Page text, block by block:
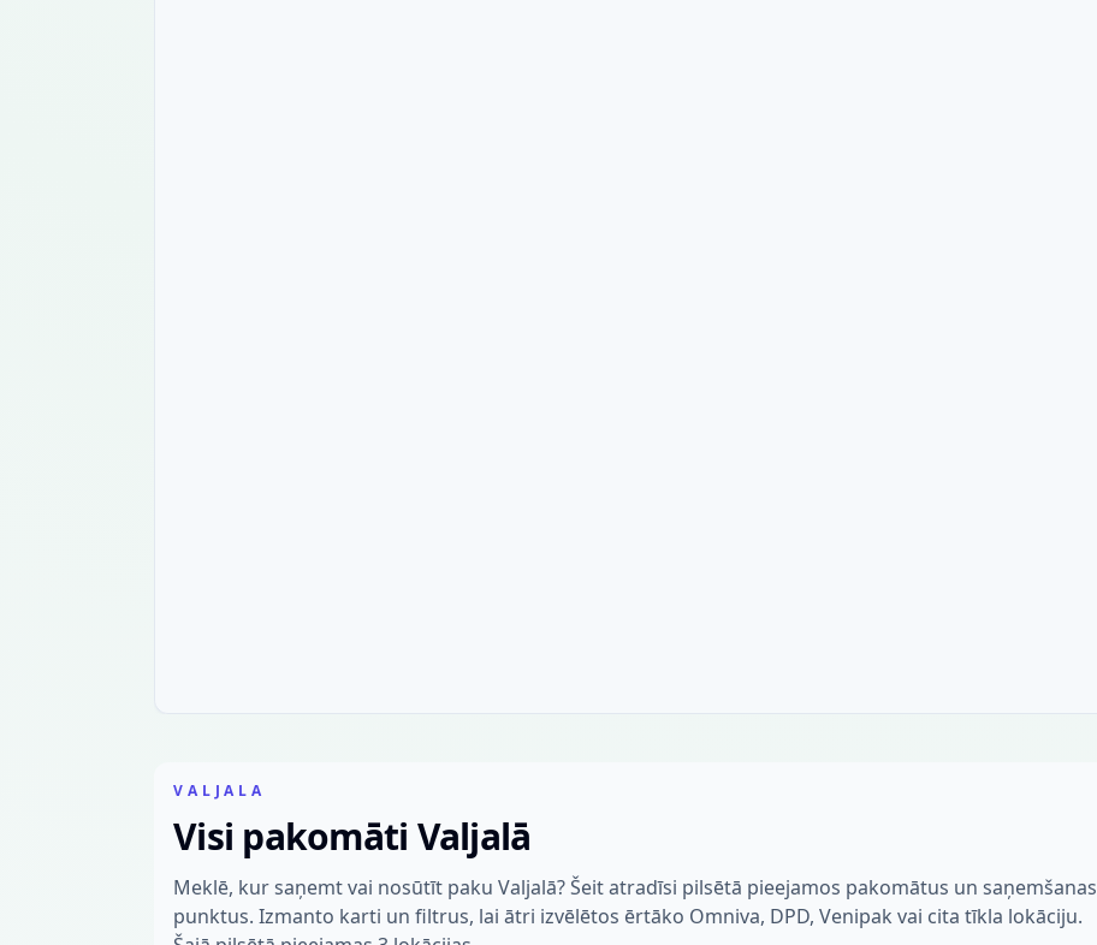
VALJALA
Visi pakomāti Valjalā
Meklē, kur saņemt vai nosūtīt paku Valjalā? Šeit atradīsi pilsētā pieejamos pakomātus un saņemšanas
punktus. Izmanto karti un filtrus, lai ātri izvēlētos ērtāko Omniva, DPD, Venipak vai cita tīkla lokāciju.